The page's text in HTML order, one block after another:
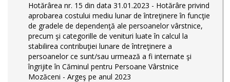
Hotărârea nr. 15 din data 31.01.2023 - Hotărâre privind
aprobarea costului mediu lunar de întreţinere în funcţie
de gradele de dependenţă ale persoanelor vârstnice,
precum şi categorille de venituri luate în calcul la
stabilirea contribuţiei lunare de întreţinere a
persoanelor ce sunt/sau urmează a fi internate şi
îngrijite în Căminul pentru Persoane Vârstnice
Mozăceni - Argeş pe anul 2023